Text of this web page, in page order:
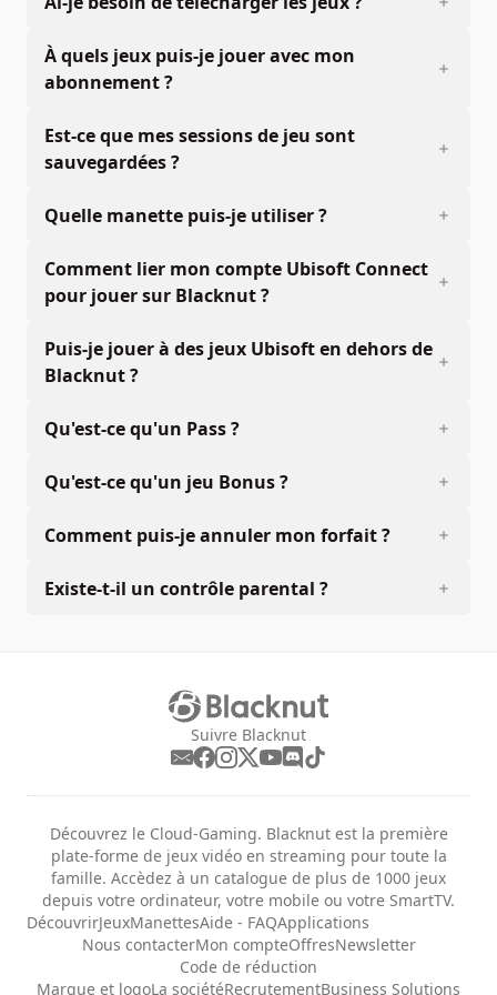
À quels jeux puis-je jouer avec mon
abonnement ?
Est-ce que mes sessions de jeu sont
sauvegardées ?
Quelle manette puis-je utiliser ?
Comment lier mon compte Ubisoft Connect
pour jouer sur Blacknut ?
Puis-je jouer à des jeux Ubisoft en dehors de
Blacknut ?
Qu'est-ce qu'un Pass ?
Qu'est-ce qu'un jeu Bonus ?
Comment puis-je annuler mon forfait ?
Existe-t-il un contrôle parental ?
Suivre Blacknut
Découvrez le Cloud-Gaming. Blacknut est la première
plate-forme de jeux vidéo en streaming pour toute la
famille. Accèdez à un catalogue de plus de 1000 jeux
depuis votre ordinateur, votre mobile ou votre SmartTV.
DécouvrirJeuxManettesAide - FAQApplications
Nous contacterMon compteOffresNewsletter
Code de réduction
Marque et logoLa sociétéRecrutementBusiness Solutions